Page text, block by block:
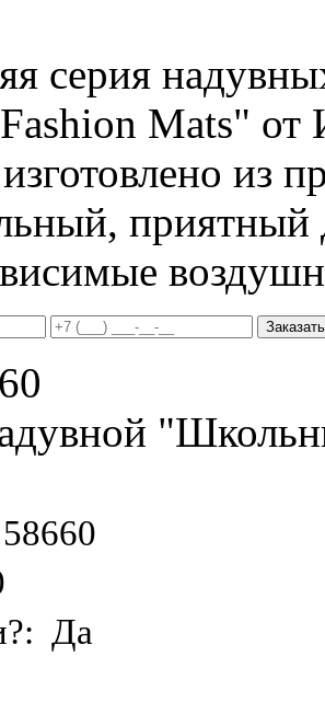
серия
Mats"
из
приятный
Заказать
Да